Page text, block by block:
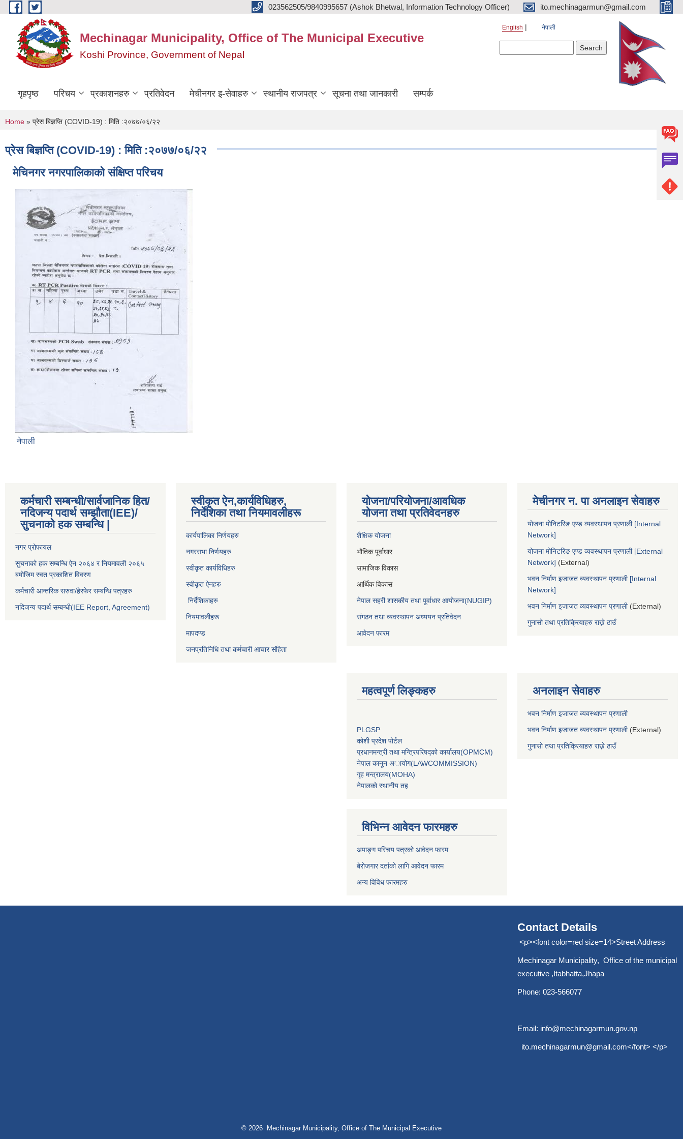
Skip to main content 023562505/9840995657 (Ashok Bhetwal, Information Technology Officer) ito.mechinagarmun@gmail.com
Mechinagar Municipality, Office of The Municipal Executive
Koshi Province, Government of Nepal
English नेपाली
गृहपृष्ठ परिचय प्रकाशनहरु प्रतिवेदन मेचीनगर इ-सेवाहरु स्थानीय राजपत्र सूचना तथा जानकारी सम्पर्क
You are here
Home » प्रेस बिज्ञप्ति (COVID-19) : मिति :२०७७/०६/२२
प्रेस बिज्ञप्ति (COVID-19) : मिति :२०७७/०६/२२
मेचिनगर नगरपालिकाको संक्षिप्‍त परिचय
नेपाली
कर्मचारी सम्बन्धी/सार्वजानिक हित/
नदिजन्य पदार्थ सम्झौता(IEE)/
सुचनाको हक सम्बन्धि |
नगर प्रोफायल
सुचनाको हक सम्बन्धि ऐन २०६४ र नियमावली २०६५
बमोजिम स्वत प्रकाशित विवरण
कर्मचारी आन्तरिक सरुवा/हेरफेर सम्बन्धि पत्रहरु
नदिजन्य पदार्थ सम्बन्धी(IEE Report, Agreement)​
स्वीकृत ऐन,कार्यविधिहरु,
निर्देशिका तथा नियमावलीहरू
कार्यपालिका निर्णयहरु
नगरसभा निर्णयहरु
स्वीकृत कार्यविधिहरु
स्वीकृत ऐनहरु
निर्देशिकाहरु
नियमावलीहरू
मापदण्ड
जनप्रतिनिधि तथा कर्मचारी आचार संहिता
योजना/परियोजना/आवधिक
योजना तथा प्रतिवेदनहरु
शैक्षिक योजना
भौतिक पूर्वाधार
सामाजिक विकास
आर्थिक विकास
नेपाल सहरी शासकीय तथा पूर्वाधार आयोजना(NUGIP)
संगठन तथा व्यवस्थापन अध्ययन प्रतिवेदन
आवेदन फारम
मेचीनगर न. पा अनलाइन सेवाहरु
योजना मोनिटरिङ एण्ड व्यवस्थापन प्रणाली [Internal
Network]
योजना मोनिटरिङ एण्ड व्यवस्थापन प्रणाली [External
Network] (External)
भवन निर्माण इजाजत व्यवस्थापन प्रणाली [Internal
Network]
भवन निर्माण इजाजत व्यवस्थापन प्रणाली(External)
गुनासो तथा प्रतिक्रियाहरु राख्ने ठाउँ
महत्वपूर्ण लिङ्कहरु
PLGSP
कोशी प्रदेश पोर्टल
प्रधानमन्‍त्री तथा मन्‍त्रिपरिषद्को कार्यालय(OPMCM)
नेपाल कानून अायोग(LAWCOMMISSION)
गृह मन्‍त्रालय(MOHA)
नेपालको स्थानीय तह
विभिन्न आवेदन फारमहरु
अपाङ्ग परिचय पत्रको आवेदन फारम
बेरोजगार दर्ताको लागि आवेदन फारम
अन्य विविध फारमहरु
अनलाइन सेवाहरु
भवन निर्माण इजाजत व्यवस्थापन प्रणाली
भवन निर्माण इजाजत व्यवस्थापन प्रणाली(External)
गुनासो तथा प्रतिक्रियाहरु राख्ने ठाउँ
Contact Details
<p><font color=red size=14>Street Address
Mechinagar Municipality, Office of the municipal
executive ,Itabhatta,Jhapa
Phone: 023-566077
Email: info@mechinagarmun.gov.np
ito.mechinagarmun@gmail.com</font> </p>
© 2026 Mechinagar Municipality, Office of The Municipal Executive